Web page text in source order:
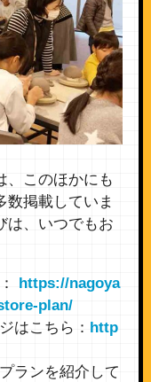
、このほかにも
数掲載していま
は、いつでもお
https://nagoya
plan/
はこちら： http
ランを紹介して